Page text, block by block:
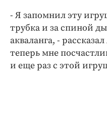
- Я запомнил эту
трубка и за спиной
акваланга, - рассказал
теперь мне
и еще раз с этой